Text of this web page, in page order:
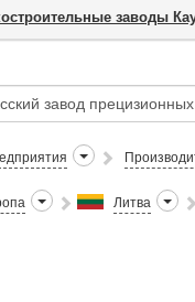
заводы
Литва